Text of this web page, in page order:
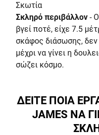
Σκωτία
Σκληρό περιβάλλον -
βγεί ποτέ, είχε 7.5
σκάφος διάσωσης, δεν
μέχρι να γίνει η
σώζει κόσμο.
ΔΕΙΤΕ ΠΟΙΑ
JAMES ΝΑ